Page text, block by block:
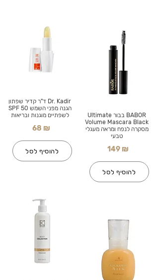
Dr. Kadir ד"ר קדיר שפתון
הגנה מפני השמש SPF 50
לשפתיים מוגנות ובריאות
68 ₪
להוסיף לסל
BABOR בבור Ultimate
Volume Mascara Black
מסקרה לנפח ומראה מעגלי
טבעי
149 ₪
להוסיף לסל